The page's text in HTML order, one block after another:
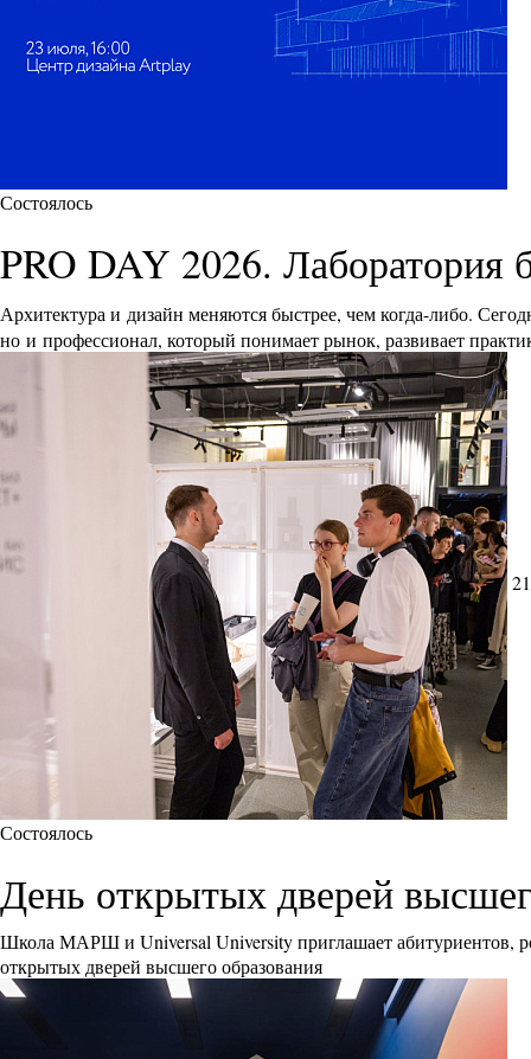
Состоялось
PRO DAY 2026. Лаборатория
Архитектура и дизайн меняются быстрее, чем когда-либо.
но и профессионал, который понимает рынок, развивает
Состоялось
День открытых дверей
Школа МАРШ и Universal University приглашает абитуриентов,
открытых дверей высшего образования